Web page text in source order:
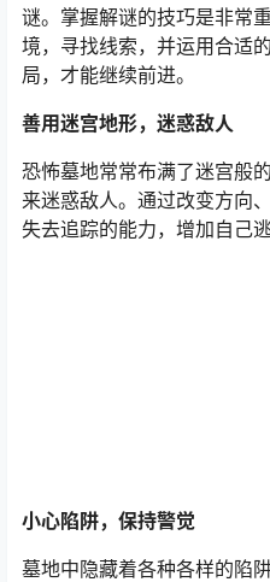
谜。掌握解谜的技巧是非常
境，寻找线索，并运用合适
局，才能继续前进。
善用迷宫地形，迷惑敌人
恐怖墓地常常布满了迷宫般
来迷惑敌人。通过改变方向
失去追踪的能力，增加自己逃
小心陷阱，保持警觉
墓地中隐藏着各种各样的陷